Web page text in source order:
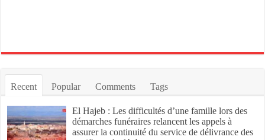
Recent Popular Comments Tags
El Hajeb : Les difficultés d’une famille lors des
démarches funéraires relancent les appels à
assurer la continuité du service de délivrance des